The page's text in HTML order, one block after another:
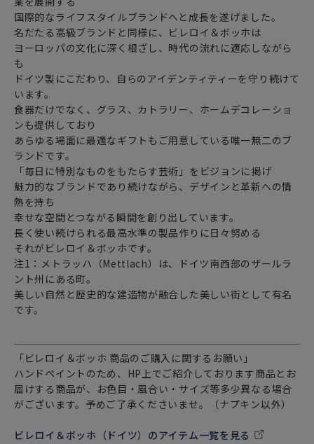
国際的なライフスタイルブランドへと成長を遂げました。
名だたる高級ブランドと同様に、ビレロイ＆ボッホは
ヨーロッパの文化に深く根ざし、時代の流れに適応しながら
も
ドイツ製にこだわり、自らのアイデンティティーを守り続けて
います。
食器だけでなく、グラス、カトラリー、ホームデコレーショ
ンも提供しており
あらゆる場面に最適なギフトもご用意している唯一無二のブ
ランドです。
「毎日に特別なものをもたらす芸術」をビジョンに掲げ
魅力的なブランドであり続けながら、デザインと革新への情
熱を持ち
幸せな空間とつながる瞬間を創り出しています。
長く使い続けられる最高水準の製品作りに日々努める
それがビレロイ＆ボッホです。
注1：メトラッハ（Mettlach）は、ドイツ南西部のザールラ
ント州にある町。
美しい自然と歴史的な建造物が融合した美しい街として有名
です。
「ビレロイ＆ボッホ 商品のご購入に関するお願い」
ハンドペイントのため、HP上でご紹介しております商品とお
届けする商品が、お色目・風合い・サイズ等多少異なる場合
がございます。予めご了承くださいませ。（ナプキン以外）
ビレロイ＆ボッホ（ドイツ）のアイテム一覧を見る